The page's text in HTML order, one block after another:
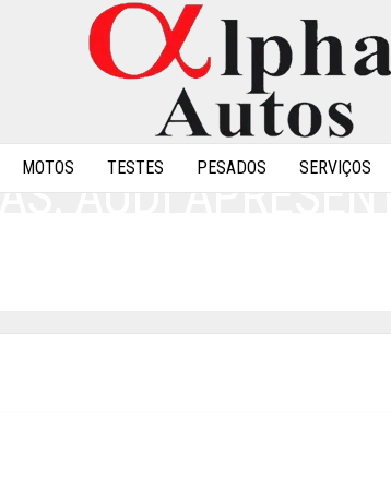
MOTOS TESTES PESADOS SERVIÇOS
AUDI